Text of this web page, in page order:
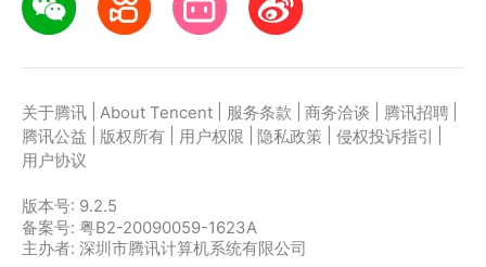
关于腾讯 About Tencent 服务条款 商务洽谈 腾讯招聘
腾讯公益
版权所有 用户权限 隐私政策 侵权投诉指引
用户协议
版本号: 9.2.5
备案号: 粤B2-20090059-1623A
主办者: 深圳市腾讯计算机系统有限公司